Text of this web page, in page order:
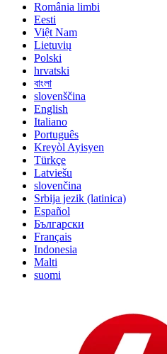
România limbi
Eesti
Việt Nam
Lietuvių
Polski
hrvatski
বাংলা
slovenščina
English
Italiano
Português
Kreyòl Ayisyen
Türkçe
Latviešu
slovenčina
Srbija jezik (latinica)
Español
Български
Français
Indonesia
Malti
suomi